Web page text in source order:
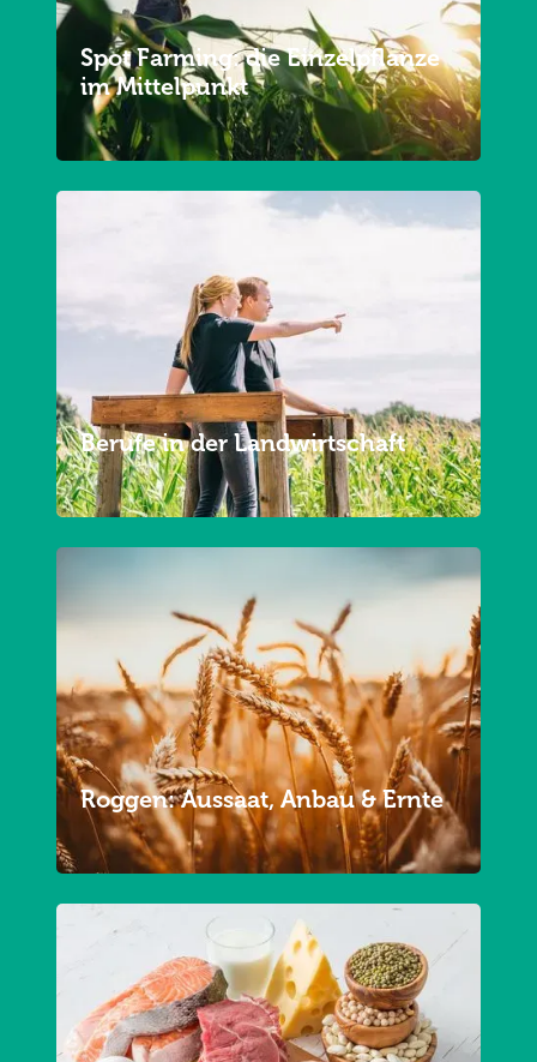
Spot Farming: die Einzelpflanze
im Mittelpunkt
Berufe in der Landwirtschaft
Roggen: Aussaat, Anbau & Ernte